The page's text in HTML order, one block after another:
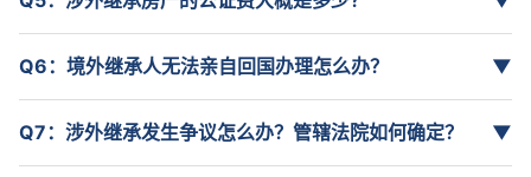
Q6：境外继承人无法亲自回国办理怎么办？ ▼
Q7：涉外继承发生争议怎么办？管辖法院如何确定？ ▼